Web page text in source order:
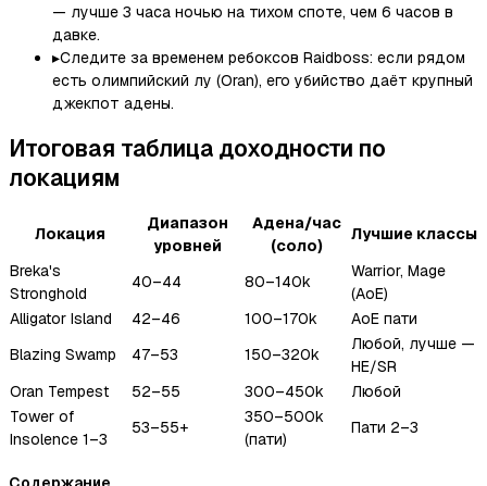
— лучше 3 часа ночью на тихом споте, чем 6 часов в
давке.
▸Следите за временем ребоксов Raidboss: если рядом
есть олимпийский лу (Oran), его убийство даёт крупный
джекпот адены.
Итоговая таблица доходности по
локациям
Локация
Диапазон
уровней
Адена/час
(соло)
Лучшие классы
Breka's
Stronghold
40–44 80–140k
Warrior, Mage
(AoE)
Alligator Island
42–46 100–170k
AoE пати
Blazing Swamp
47–53 150–320k
Любой, лучше —
HE/SR
Oran Tempest
52–55 300–450k
Любой
Tower of
Insolence 1–3
53–55+
350–500k
(пати)
Пати 2–3